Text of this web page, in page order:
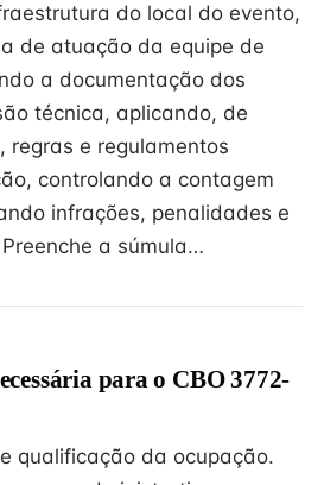
do local do evento,
de atuação da equipe de
a documentação dos
técnica, aplicando, de
regras e regulamentos
controlando a contagem
infrações, penalidades e
a súmula…
para o CBO 3772-
qualificação da ocupação.